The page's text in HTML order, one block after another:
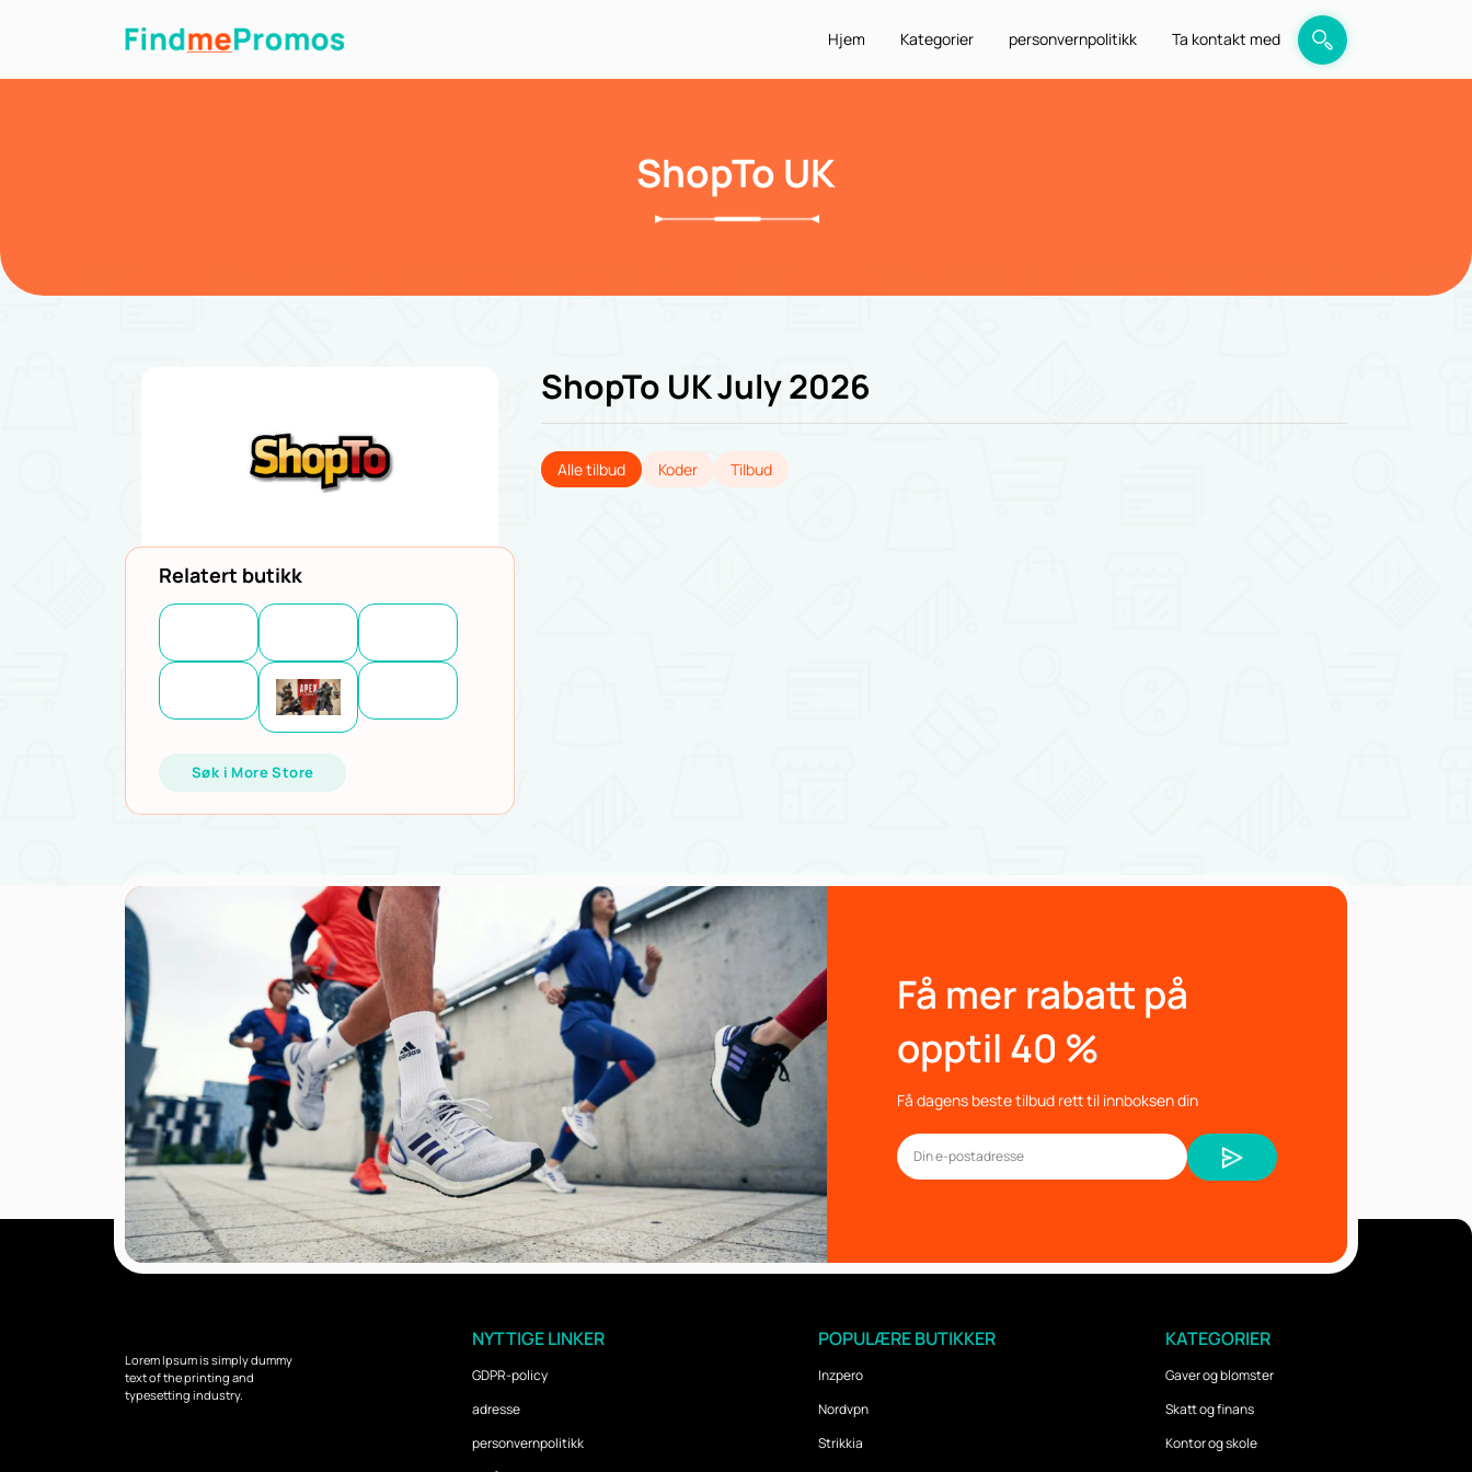
Hjem Kategorier personvernpolitikk Ta kontakt med
ShopTo UK
ShopTo UK July 2026
Alle tilbud Koder Tilbud
Relatert butikk
Søk i More Store
Få mer rabatt på
opptil 40 %
Få dagens beste tilbud rett til innboksen din
Lorem Ipsum is simply dummy
text of the printing and
typesetting industry.
NYTTIGE LINKER
GDPR-policy
adresse
personvernpolitikk
POPULÆRE BUTIKKER
Inzpero
Nordvpn
Strikkia
KATEGORIER
Gaver og blomster
Skatt og finans
Kontor og skole